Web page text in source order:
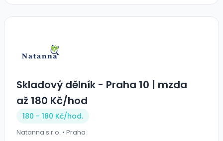
Skladový dělník - Praha 10 | mzda
až 180 Kč/hod
180 - 180 Kč/hod.
Natanna s.r.o. • Praha